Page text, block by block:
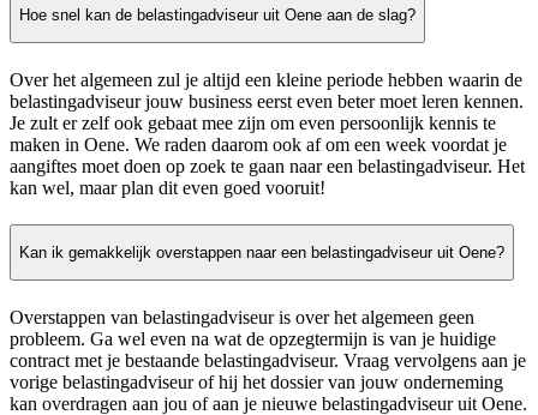
Hoe snel kan de belastingadviseur uit Oene aan de slag?
Over het algemeen zul je altijd een kleine periode hebben waarin de
belastingadviseur jouw business eerst even beter moet leren kennen.
Je zult er zelf ook gebaat mee zijn om even persoonlijk kennis te
maken in Oene. We raden daarom ook af om een week voordat je
aangiftes moet doen op zoek te gaan naar een belastingadviseur. Het
kan wel, maar plan dit even goed vooruit!
Kan ik gemakkelijk overstappen naar een belastingadviseur uit Oene?
Overstappen van belastingadviseur is over het algemeen geen
probleem. Ga wel even na wat de opzegtermijn is van je huidige
contract met je bestaande belastingadviseur. Vraag vervolgens aan je
vorige belastingadviseur of hij het dossier van jouw onderneming
kan overdragen aan jou of aan je nieuwe belastingadviseur uit Oene.